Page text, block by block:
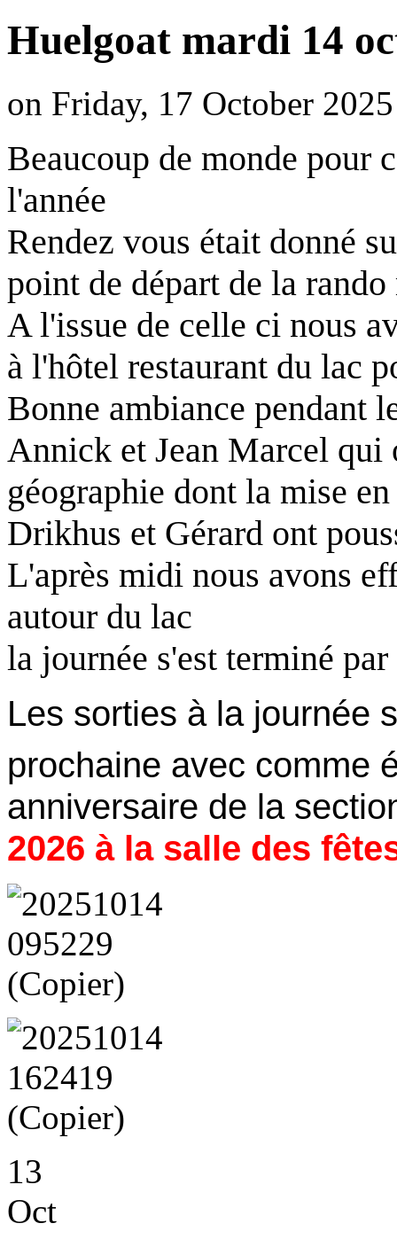
Huelgoat mardi 14
on Friday, 17 October
Beaucoup de monde pour
l'année
Rendez vous était donné
point de départ de la
A l'issue de celle ci nous
à l'hôtel restaurant du lac
Bonne ambiance pendant
Annick et Jean Marcel qui
géographie dont la mise
Drikhus et Gérard ont
L'après midi nous avons
autour du lac
la journée s'est terminé
Les sorties à la journée
prochaine avec comme
anniversaire de la
2026 à la salle des
13
Oct